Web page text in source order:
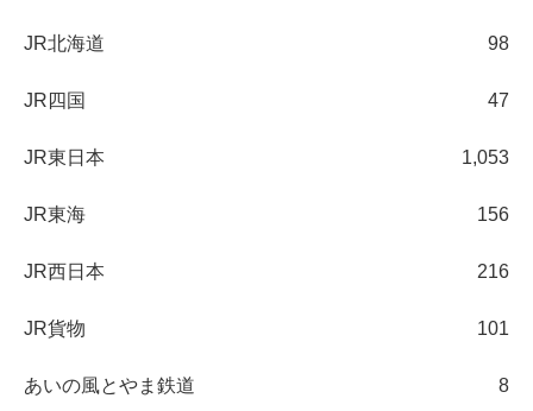
JR北海道 98
JR四国 47
JR東日本 1,053
JR東海 156
JR西日本 216
JR貨物 101
あいの風とやま鉄道 8